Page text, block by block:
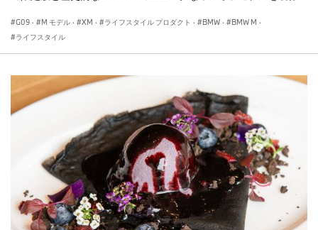
さらに、2023年には、BMW Xモデル初のM専用モデル、BMW M
G09 · M モデル · XM · ライフスタイル プロダクト · BMW · BMW M ·
ライフスタイル